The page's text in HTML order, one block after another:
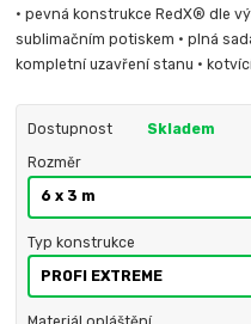
• pevná konstrukce RedX® dle
sublimačním potiskem • plná
kompletní uzavření stanu •
Dostupnost Skladem
Rozměr
Typ konstrukce